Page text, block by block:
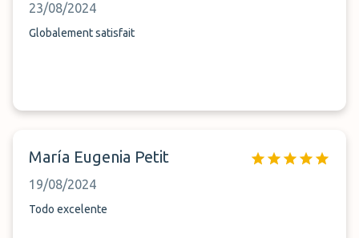
vehículo. Pesimo
23/08/2024
Globalement satisfait
María Eugenia Petit
19/08/2024
Todo excelente